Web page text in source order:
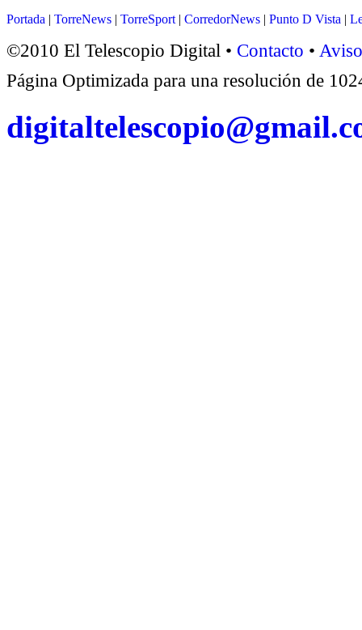
Portada | TorreNews | TorreSport | CorredorNews | Punto D Vista |
©2010 El Telescopio Digital • Contacto •
Página Optimizada para una resolución de